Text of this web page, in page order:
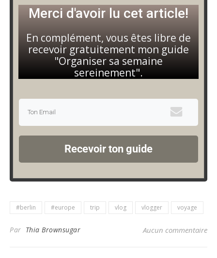
Merci d'avoir lu cet article!
En complément, vous êtes libre de
recevoir gratuitement mon guide
"Organiser sa semaine
sereinement".
Recevoir ton guide
#berlin #europe trip vlog vlogger voyage
Par Thia Brownsugar Aucun commentaire